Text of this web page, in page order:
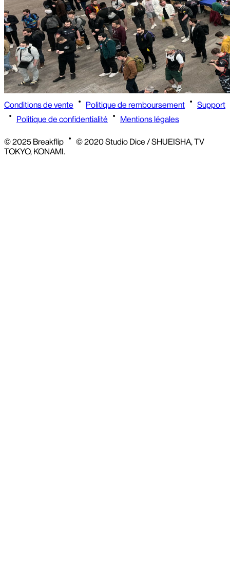
Conditions de vente Politique de remboursement
Support
Politique de confidentialité
Mentions légales
© 2025 Breakflip
© 2020 Studio Dice / SHUEISHA, TV
TOKYO, KONAMI.